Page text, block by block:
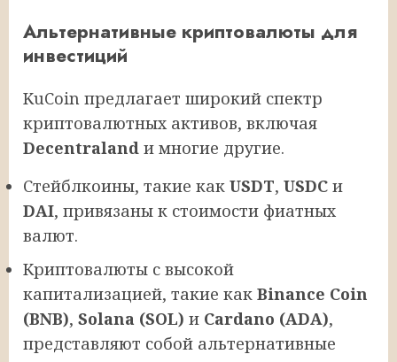
Альтернативные криптовалюты для
инвестиций
KuCoin предлагает широкий спектр
криптовалютных активов, включая
Decentraland и многие другие.
Стейблкоины, такие как USDT, USDC и
DAI, привязаны к стоимости фиатных
валют.
Криптовалюты с высокой
капитализацией, такие как Binance Coin
(BNB), Solana (SOL) и Cardano (ADA),
представляют собой альтернативные